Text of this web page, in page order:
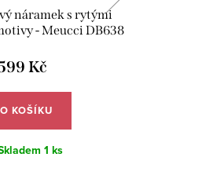
náramek s rytými
- Meucci DB638
Kč
KOŠÍKU
1 ks